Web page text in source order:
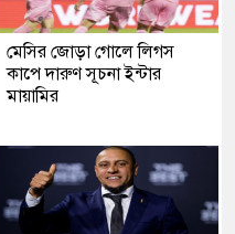
মেসির জোড়া গোলে লিগস
কাপে দারুণ সূচনা ইন্টার
মায়ামির